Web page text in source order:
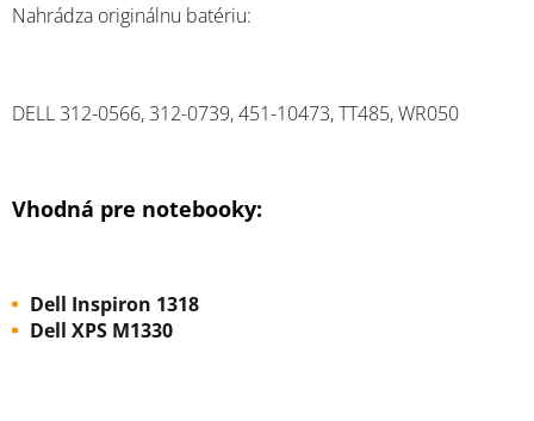
Nahrádza originálnu batériu:
DELL312-0566, 312-0739, 451-10473, TT485, WR050
Vhodná pre notebooky:
Dell Inspiron 1318
Dell XPS M1330